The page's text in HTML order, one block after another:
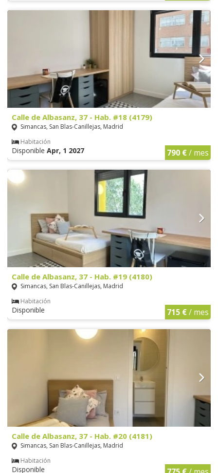
Calle de Albasanz, 37 - Hab. #18 (4179)
Simancas, San Blas-Canillejas, Madrid
Habitación
Disponible Apr, 1 2027 790 €/ mes
Calle de Albasanz, 37 - Hab. #19 (4180)
Simancas, San Blas-Canillejas, Madrid
Habitación
Disponible 715 €/ mes
Calle de Albasanz, 37 - Hab. #20 (4181)
Simancas, San Blas-Canillejas, Madrid
Habitación
Disponible